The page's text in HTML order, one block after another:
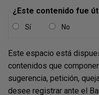
Reglamentaria
Operativa y de
DCIP-85, Asunto 13:
Convenio de Pagos y
Créditos Recíprocos
ALADI aplicable en
¿Este contenido fue
Sí No
Este espacio está
contenidos que
sugerencia, petición,
desee registrar ante el